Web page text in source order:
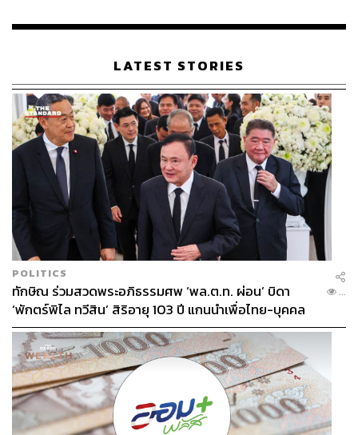
เรือนไทยที่ถูกซุกไว้
LATEST STORIES
POLITICS
ทักษิณ ร่วมสวดพระอภิธรรมศพ ‘พล.ต.ท. ผ่อน’ บิดา
‘พักตร์พิไล ทวีสิน’ สิริอายุ 103 ปี แกนนำเพื่อไทย-บุคคล
หลากวงการร่วมอาลัย
...